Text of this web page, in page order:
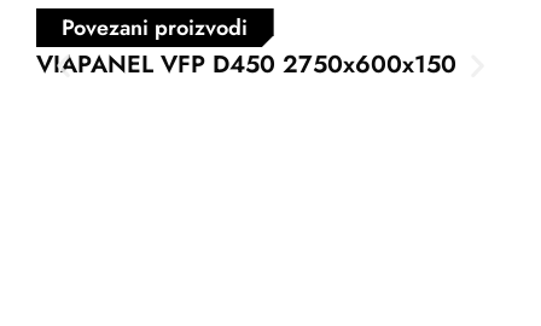
Povezani proizvodi
VIAPANEL VFP D450 2750x600x150